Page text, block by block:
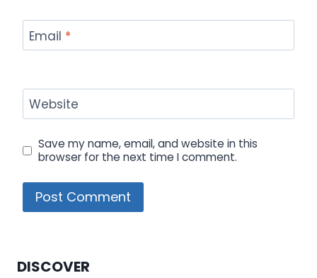
Email *
Website
Save my name, email, and website in this
browser for the next time I comment.
DISCOVER